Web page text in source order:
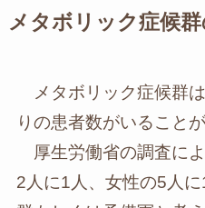
メタボリック症候
メタボリック症候群
りの患者数がいること
厚生労働省の調査に
2人に1人、女性の5人